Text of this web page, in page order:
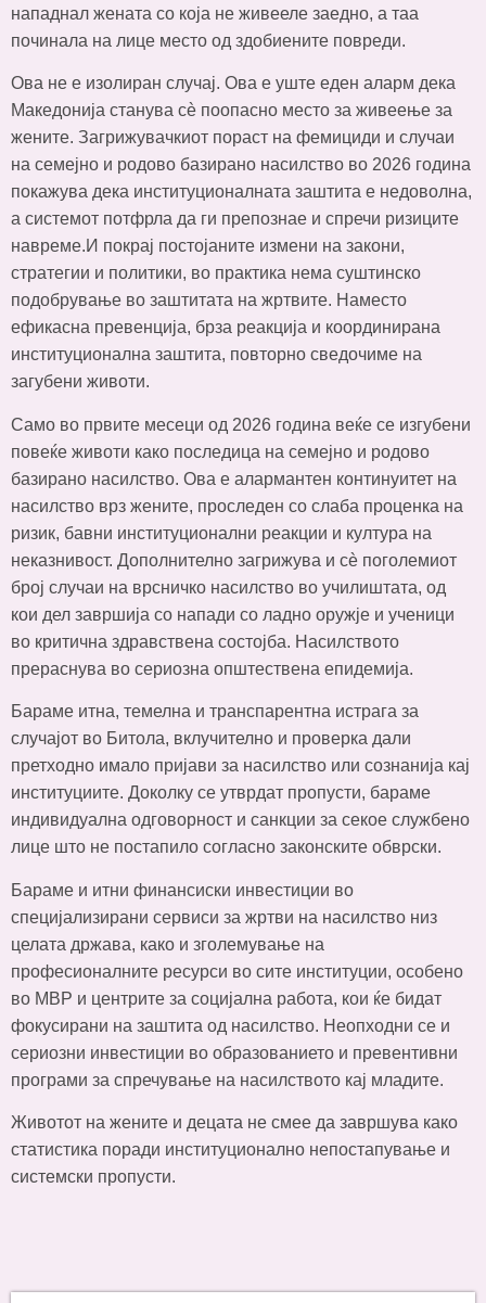
нападнал жената со која не живееле заедно, а таа
починала на лице место од здобиените повреди.
Ова не е изолиран случај. Ова е уште еден аларм дека
Македонија станува сè поопасно место за живеење за
жените. Загрижувачкиот пораст на фемициди и случаи
на семејно и родово базирано насилство во 2026 година
покажува дека институционалната заштита е недоволна,
а системот потфрла да ги препознае и спречи ризиците
навреме.И покрај постојаните измени на закони,
стратегии и политики, во практика нема суштинско
подобрување во заштитата на жртвите. Наместо
ефикасна превенција, брза реакција и координирана
институционална заштита, повторно сведочиме на
загубени животи.
Само во првите месеци од 2026 година веќе се изгубени
повеќе животи како последица на семејно и родово
базирано насилство. Ова е алармантен континуитет на
насилство врз жените, проследен со слаба проценка на
ризик, бавни институционални реакции и култура на
неказнивост. Дополнително загрижува и сè поголемиот
број случаи на врсничко насилство во училиштата, од
кои дел завршија со напади со ладно оружје и ученици
во критична здравствена состојба. Насилството
прераснува во сериозна општествена епидемија.
Бараме итна, темелна и транспарентна истрага за
случајот во Битола, вклучително и проверка дали
претходно имало пријави за насилство или сознанија кај
институциите. Доколку се утврдат пропусти, бараме
индивидуална одговорност и санкции за секое службено
лице што не постапило согласно законските обврски.
Бараме и итни финансиски инвестиции во
специјализирани сервиси за жртви на насилство низ
целата држава, како и зголемување на
професионалните ресурси во сите институции, особено
во МВР и центрите за социјална работа, кои ќе бидат
фокусирани на заштита од насилство. Неопходни се и
сериозни инвестиции во образованието и превентивни
програми за спречување на насилството кај младите.
Животот на жените и децата не смее да завршува како
статистика поради институционално непостапување и
системски пропусти.